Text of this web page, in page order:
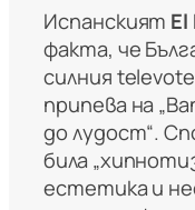
Испанският El
факта, че
силния
припева на
до лудост“.
била
естетика и